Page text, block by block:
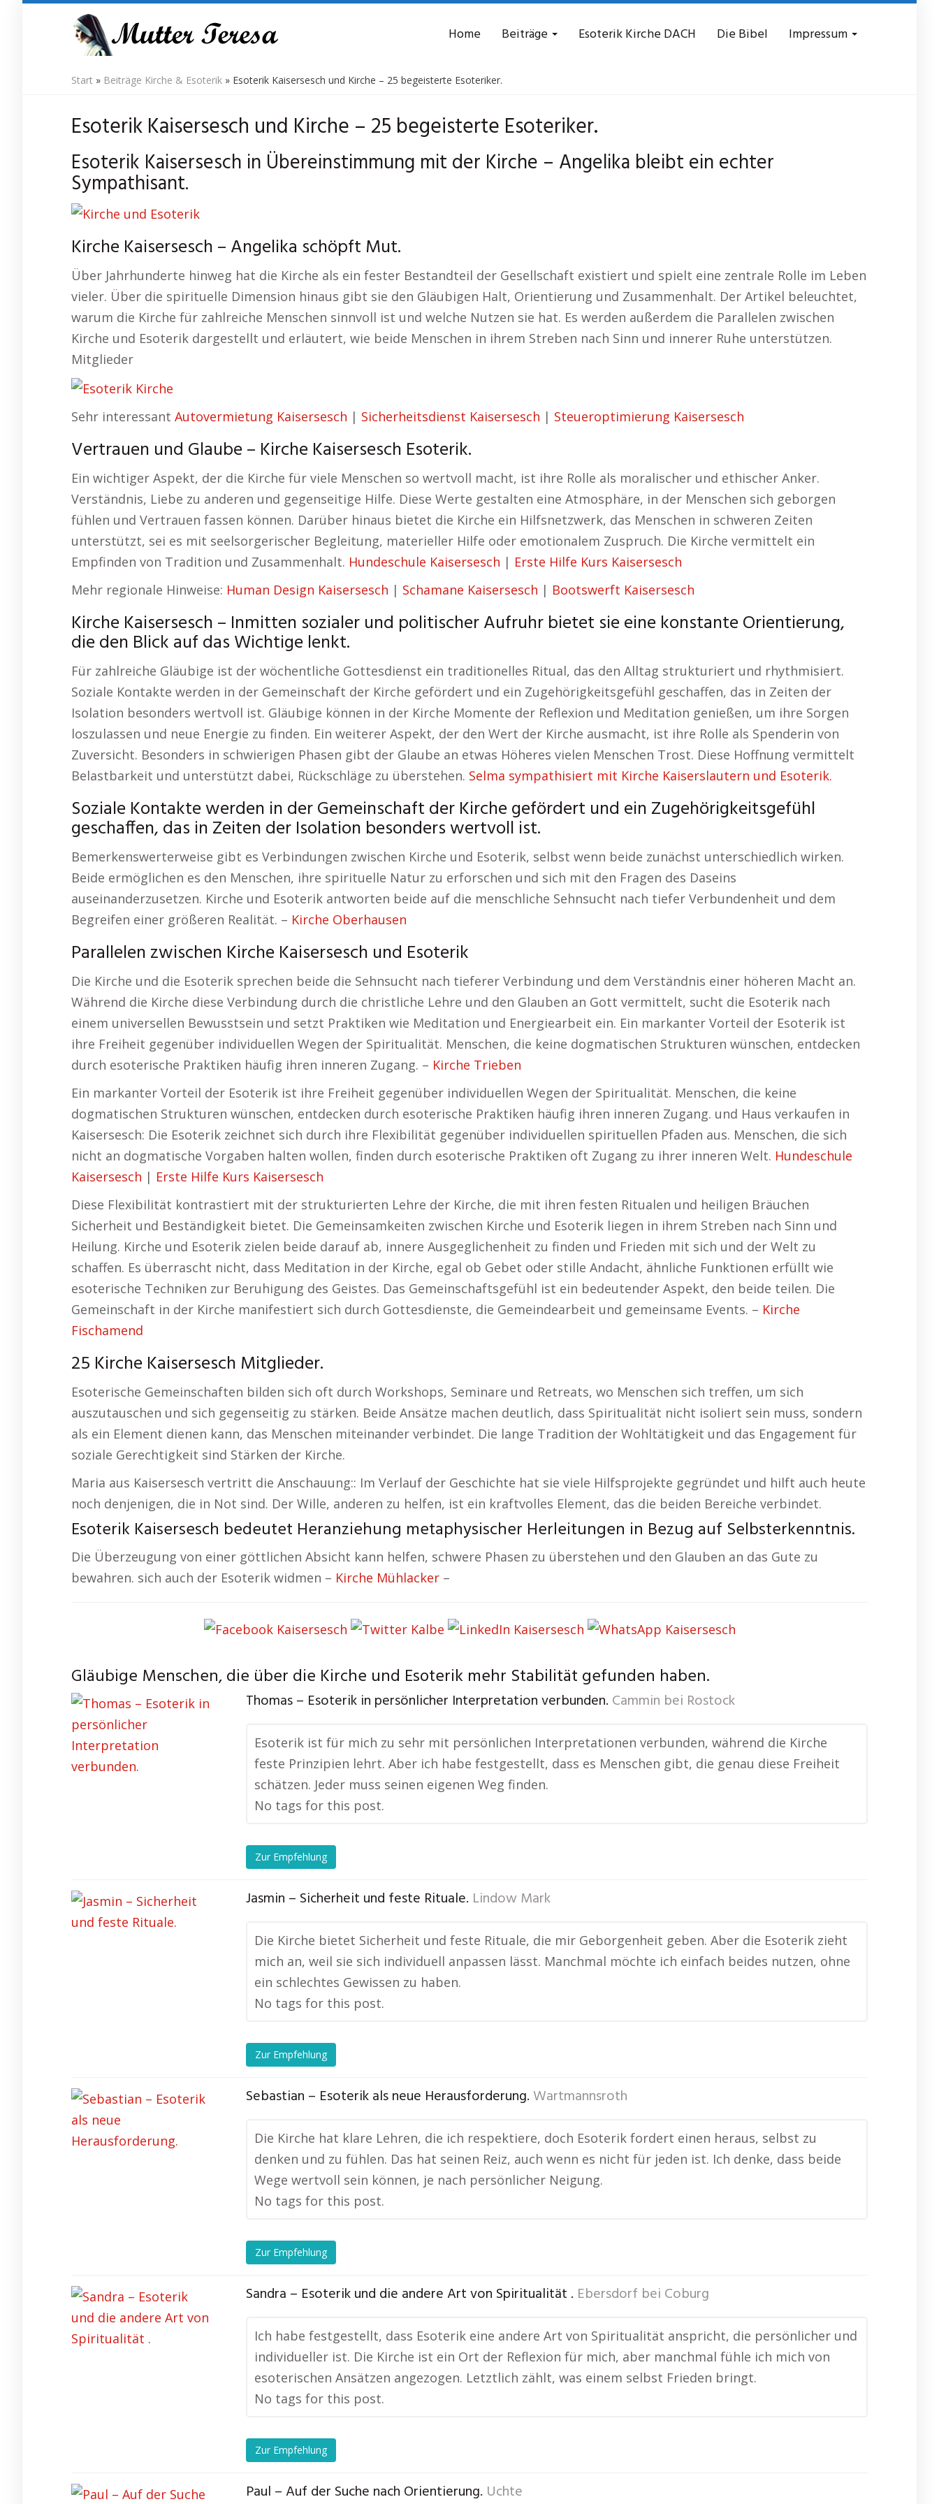
Home Beiträge Esoterik Kirche DACH Die Bibel Impressum
Start » Beiträge Kirche & Esoterik » Esoterik Kaisersesch und Kirche – 25 begeisterte Esoteriker.
Esoterik Kaisersesch und Kirche – 25 begeisterte Esoteriker.
Esoterik Kaisersesch in Übereinstimmung mit der Kirche – Angelika bleibt ein echter
Sympathisant.
Kirche Kaisersesch – Angelika schöpft Mut.
Über Jahrhunderte hinweg hat die Kirche als ein fester Bestandteil der Gesellschaft existiert und spielt eine zentrale Rolle im Leben
vieler. Über die spirituelle Dimension hinaus gibt sie den Gläubigen Halt, Orientierung und Zusammenhalt. Der Artikel beleuchtet,
warum die Kirche für zahlreiche Menschen sinnvoll ist und welche Nutzen sie hat. Es werden außerdem die Parallelen zwischen
Kirche und Esoterik dargestellt und erläutert, wie beide Menschen in ihrem Streben nach Sinn und innerer Ruhe unterstützen.
Mitglieder
Sehr interessant Autovermietung Kaisersesch | Sicherheitsdienst Kaisersesch | Steueroptimierung Kaisersesch
Vertrauen und Glaube – Kirche Kaisersesch Esoterik.
Ein wichtiger Aspekt, der die Kirche für viele Menschen so wertvoll macht, ist ihre Rolle als moralischer und ethischer Anker.
Verständnis, Liebe zu anderen und gegenseitige Hilfe. Diese Werte gestalten eine Atmosphäre, in der Menschen sich geborgen
fühlen und Vertrauen fassen können. Darüber hinaus bietet die Kirche ein Hilfsnetzwerk, das Menschen in schweren Zeiten
unterstützt, sei es mit seelsorgerischer Begleitung, materieller Hilfe oder emotionalem Zuspruch. Die Kirche vermittelt ein
Empfinden von Tradition und Zusammenhalt. Hundeschule Kaisersesch | Erste Hilfe Kurs Kaisersesch
Mehr regionale Hinweise: Human Design Kaisersesch | Schamane Kaisersesch | Bootswerft Kaisersesch
Kirche Kaisersesch – Inmitten sozialer und politischer Aufruhr bietet sie eine konstante Orientierung,
die den Blick auf das Wichtige lenkt.
Für zahlreiche Gläubige ist der wöchentliche Gottesdienst ein traditionelles Ritual, das den Alltag strukturiert und rhythmisiert.
Soziale Kontakte werden in der Gemeinschaft der Kirche gefördert und ein Zugehörigkeitsgefühl geschaffen, das in Zeiten der
Isolation besonders wertvoll ist. Gläubige können in der Kirche Momente der Reflexion und Meditation genießen, um ihre Sorgen
loszulassen und neue Energie zu finden. Ein weiterer Aspekt, der den Wert der Kirche ausmacht, ist ihre Rolle als Spenderin von
Zuversicht. Besonders in schwierigen Phasen gibt der Glaube an etwas Höheres vielen Menschen Trost. Diese Hoffnung vermittelt
Belastbarkeit und unterstützt dabei, Rückschläge zu überstehen. Selma sympathisiert mit Kirche Kaiserslautern und Esoterik.
Soziale Kontakte werden in der Gemeinschaft der Kirche gefördert und ein Zugehörigkeitsgefühl
geschaffen, das in Zeiten der Isolation besonders wertvoll ist.
Bemerkenswerterweise gibt es Verbindungen zwischen Kirche und Esoterik, selbst wenn beide zunächst unterschiedlich wirken.
Beide ermöglichen es den Menschen, ihre spirituelle Natur zu erforschen und sich mit den Fragen des Daseins
auseinanderzusetzen. Kirche und Esoterik antworten beide auf die menschliche Sehnsucht nach tiefer Verbundenheit und dem
Begreifen einer größeren Realität. – Kirche Oberhausen
Parallelen zwischen Kirche Kaisersesch und Esoterik
Die Kirche und die Esoterik sprechen beide die Sehnsucht nach tieferer Verbindung und dem Verständnis einer höheren Macht an.
Während die Kirche diese Verbindung durch die christliche Lehre und den Glauben an Gott vermittelt, sucht die Esoterik nach
einem universellen Bewusstsein und setzt Praktiken wie Meditation und Energiearbeit ein. Ein markanter Vorteil der Esoterik ist
ihre Freiheit gegenüber individuellen Wegen der Spiritualität. Menschen, die keine dogmatischen Strukturen wünschen, entdecken
durch esoterische Praktiken häufig ihren inneren Zugang. – Kirche Trieben
Ein markanter Vorteil der Esoterik ist ihre Freiheit gegenüber individuellen Wegen der Spiritualität. Menschen, die keine
dogmatischen Strukturen wünschen, entdecken durch esoterische Praktiken häufig ihren inneren Zugang. und Haus verkaufen in
Kaisersesch: Die Esoterik zeichnet sich durch ihre Flexibilität gegenüber individuellen spirituellen Pfaden aus. Menschen, die sich
nicht an dogmatische Vorgaben halten wollen, finden durch esoterische Praktiken oft Zugang zu ihrer inneren Welt. Hundeschule
Kaisersesch | Erste Hilfe Kurs Kaisersesch
Diese Flexibilität kontrastiert mit der strukturierten Lehre der Kirche, die mit ihren festen Ritualen und heiligen Bräuchen
Sicherheit und Beständigkeit bietet. Die Gemeinsamkeiten zwischen Kirche und Esoterik liegen in ihrem Streben nach Sinn und
Heilung. Kirche und Esoterik zielen beide darauf ab, innere Ausgeglichenheit zu finden und Frieden mit sich und der Welt zu
schaffen. Es überrascht nicht, dass Meditation in der Kirche, egal ob Gebet oder stille Andacht, ähnliche Funktionen erfüllt wie
esoterische Techniken zur Beruhigung des Geistes. Das Gemeinschaftsgefühl ist ein bedeutender Aspekt, den beide teilen. Die
Gemeinschaft in der Kirche manifestiert sich durch Gottesdienste, die Gemeindearbeit und gemeinsame Events. – Kirche
Fischamend
25 Kirche Kaisersesch Mitglieder.
Esoterische Gemeinschaften bilden sich oft durch Workshops, Seminare und Retreats, wo Menschen sich treffen, um sich
auszutauschen und sich gegenseitig zu stärken. Beide Ansätze machen deutlich, dass Spiritualität nicht isoliert sein muss, sondern
als ein Element dienen kann, das Menschen miteinander verbindet. Die lange Tradition der Wohltätigkeit und das Engagement für
soziale Gerechtigkeit sind Stärken der Kirche.
Maria aus Kaisersesch vertritt die Anschauung:: Im Verlauf der Geschichte hat sie viele Hilfsprojekte gegründet und hilft auch heute
noch denjenigen, die in Not sind. Der Wille, anderen zu helfen, ist ein kraftvolles Element, das die beiden Bereiche verbindet.
Esoterik Kaisersesch bedeutet Heranziehung metaphysischer Herleitungen in Bezug auf Selbsterkenntnis.
Die Überzeugung von einer göttlichen Absicht kann helfen, schwere Phasen zu überstehen und den Glauben an das Gute zu
bewahren. sich auch der Esoterik widmen – Kirche Mühlacker –
Gläubige Menschen, die über die Kirche und Esoterik mehr Stabilität gefunden haben.
Thomas – Esoterik in persönlicher Interpretation verbunden. Cammin bei Rostock
Esoterik ist für mich zu sehr mit persönlichen Interpretationen verbunden, während die Kirche
feste Prinzipien lehrt. Aber ich habe festgestellt, dass es Menschen gibt, die genau diese Freiheit
schätzen. Jeder muss seinen eigenen Weg finden.
No tags for this post.
Zur Empfehlung
Jasmin – Sicherheit und feste Rituale. Lindow Mark
Die Kirche bietet Sicherheit und feste Rituale, die mir Geborgenheit geben. Aber die Esoterik zieht
mich an, weil sie sich individuell anpassen lässt. Manchmal möchte ich einfach beides nutzen, ohne
ein schlechtes Gewissen zu haben.
No tags for this post.
Zur Empfehlung
Sebastian – Esoterik als neue Herausforderung. Wartmannsroth
Die Kirche hat klare Lehren, die ich respektiere, doch Esoterik fordert einen heraus, selbst zu
denken und zu fühlen. Das hat seinen Reiz, auch wenn es nicht für jeden ist. Ich denke, dass beide
Wege wertvoll sein können, je nach persönlicher Neigung.
No tags for this post.
Zur Empfehlung
Sandra – Esoterik und die andere Art von Spiritualität . Ebersdorf bei Coburg
Ich habe festgestellt, dass Esoterik eine andere Art von Spiritualität anspricht, die persönlicher und
individueller ist. Die Kirche ist ein Ort der Reflexion für mich, aber manchmal fühle ich mich von
esoterischen Ansätzen angezogen. Letztlich zählt, was einem selbst Frieden bringt.
No tags for this post.
Zur Empfehlung
Paul – Auf der Suche nach Orientierung. Uchte